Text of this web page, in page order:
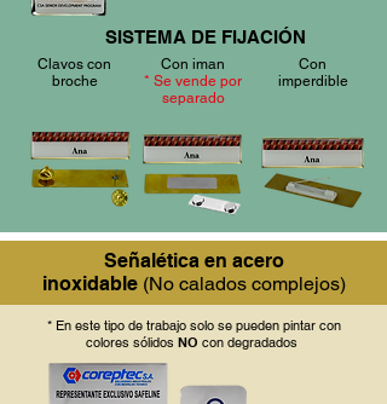
SISTEMA DE FIJACIÓN
Clavos con
broche
Con iman
* Se vende por
separado
Con
imperdible
Señalética en acero
inoxidable (No calados complejos)
* En este tipo de trabajo solo se pueden pintar con
colores sólidos NO con degradados